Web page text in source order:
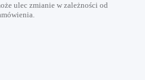
ulec zmianie w zależności od